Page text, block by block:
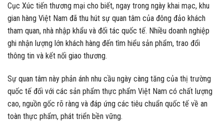
Cục Xúc tiến thương mại cho biết, ngay trong ngày khai mạc, khu
gian hàng Việt Nam đã thu hút sự quan tâm của đông đảo khách
tham quan, nhà nhập khẩu và đối tác quốc tế. Nhiều doanh nghiệp
ghi nhận lượng lớn khách hàng đến tìm hiểu sản phẩm, trao đổi
thông tin và kết nối giao thương.
Sự quan tâm này phản ánh nhu cầu ngày càng tăng của thị trường
quốc tế đối với các sản phẩm thực phẩm Việt Nam có chất lượng
cao, nguồn gốc rõ ràng và đáp ứng các tiêu chuẩn quốc tế về an
toàn thực phẩm, phát triển bền vững.